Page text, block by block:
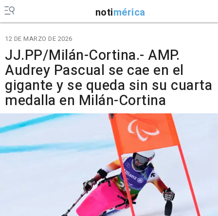
notimérica
12 DE MARZO DE 2026
JJ.PP/Milán-Cortina.- AMP.
Audrey Pascual se cae en el
gigante y se queda sin su cuarta
medalla en Milán-Cortina